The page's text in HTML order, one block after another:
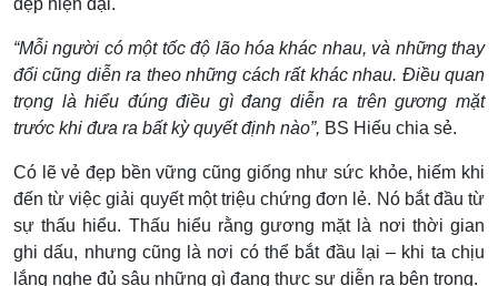
“Mỗi người có một tốc độ lão hóa khác nhau, và những thay
đổi cũng diễn ra theo những cách rất khác nhau. Điều quan
trọng là hiểu đúng điều gì đang diễn ra trên gương mặt
trước khi đưa ra bất kỳ quyết định nào”, BS Hiếu chia sẻ.
Có lẽ vẻ đẹp bền vững cũng giống như sức khỏe, hiếm khi
đến từ việc giải quyết một triệu chứng đơn lẻ. Nó bắt đầu từ
sự thấu hiểu. Thấu hiểu rằng gương mặt là nơi thời gian
ghi dấu, nhưng cũng là nơi có thể bắt đầu lại – khi ta chịu
lắng nghe đủ sâu những gì đang thực sự diễn ra bên trong.